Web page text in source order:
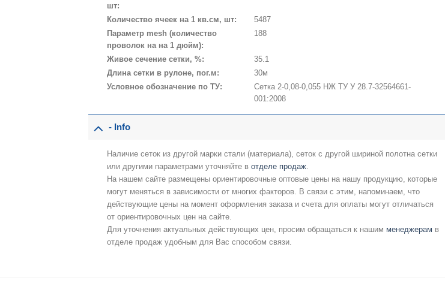
шт:
Количество ячеек на 1 кв.см, шт:
5487
Параметр mesh (количество
проволок на на 1 дюйм):
188
Живое сечение сетки, %:
35.1
Длина сетки в рулоне, пог.м:
30м
Условное обозначение по ТУ:
Сетка 2-0,08-0,055 НЖ ТУ У 28.7-32564661-
001:2008
- Info
Наличие сеток из другой марки стали (материала), сеток с другой шириной полотна сетки
или другими параметрами уточняйте в отделе продаж.
На нашем сайте размещены ориентировочные оптовые цены на нашу продукцию, которые
могут меняться в зависимости от многих факторов. В связи с этим, напоминаем, что
действующие цены на момент оформления заказа и счета для оплаты могут отличаться
от ориентировочных цен на сайте.
Для уточнения актуальных действующих цен, просим обращаться к нашим менеджерам в
отделе продаж удобным для Вас способом связи.